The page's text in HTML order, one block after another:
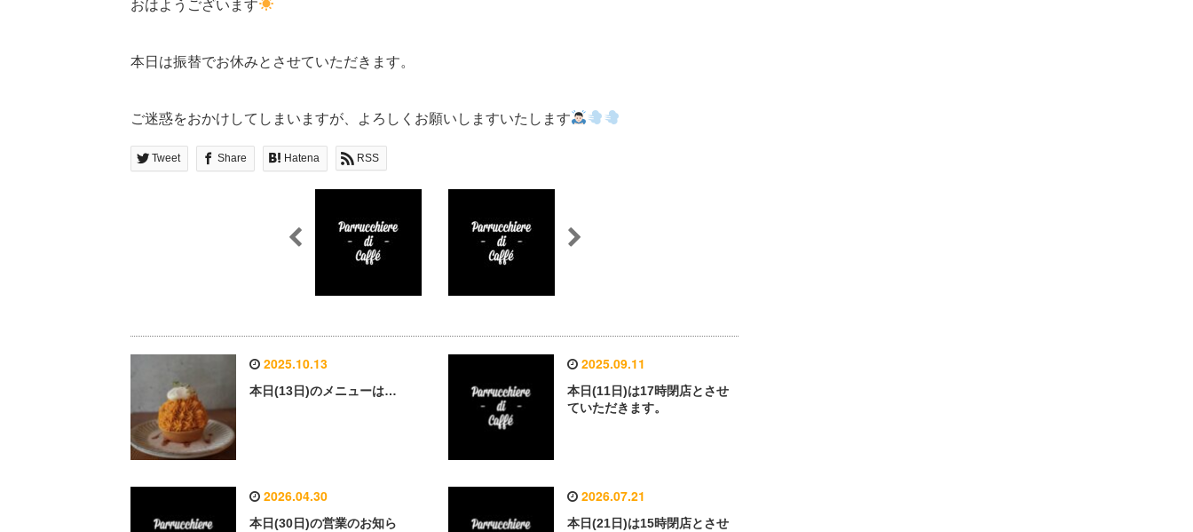
おはようございます
本日は振替でお休みとさせていただきます。
ご迷惑をおかけしてしまいますが、よろしくお願いしますいたします
Tweet Share Hatena RSS
2025.10.13
本日(13日)のメニューは…
2025.09.11
本日(11日)は17時閉店とさせ
ていただきます。
2026.04.30
本日(30日)の営業のお知ら
2026.07.21
本日(21日)は15時閉店とさせ